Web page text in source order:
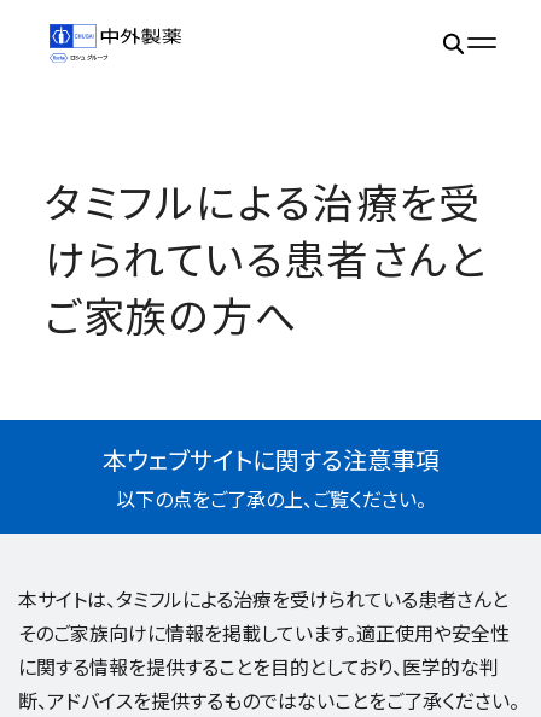
タミフルによる治療を受
けられている患者さんと
ご家族の方へ
本ウェブサイトに関する注意事項
以下の点をご了承の上、ご覧ください。
本サイトは、タミフルによる治療を受けられている患者さんと
そのご家族向けに情報を掲載しています。適正使用や安全性
に関する情報を提供することを目的としており、医学的な判
断、アドバイスを提供するものではないことをご了承ください。